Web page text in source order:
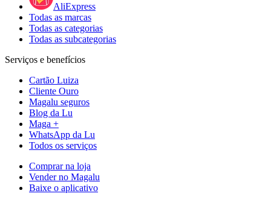
AliExpress
Todas as marcas
Todas as categorias
Todas as subcategorias
Serviços e benefícios
Cartão Luiza
Cliente Ouro
Magalu seguros
Blog da Lu
Maga +
WhatsApp da Lu
Todos os serviços
Comprar na loja
Vender no Magalu
Baixe o aplicativo